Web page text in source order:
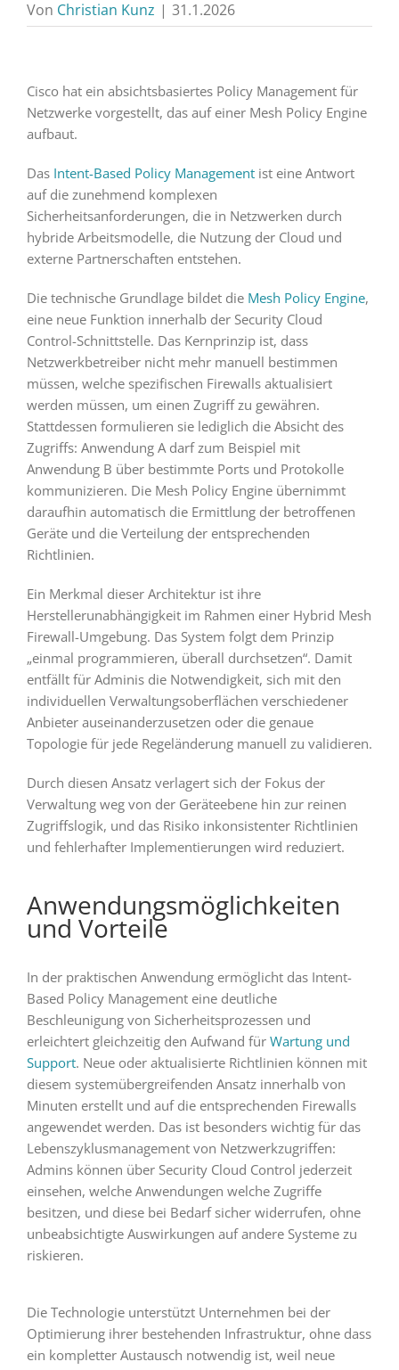
Von Christian Kunz | 31.1.2026
Cisco hat ein absichtsbasiertes Policy Management für
Netzwerke vorgestellt, das auf einer Mesh Policy Engine
aufbaut.
Das Intent-Based Policy Managementist eine Antwort
auf die zunehmend komplexen
Sicherheitsanforderungen, die in Netzwerken durch
hybride Arbeitsmodelle, die Nutzung der Cloud und
externe Partnerschaften entstehen.
Die technische Grundlage bildet die Mesh Policy Engine,
eine neue Funktion innerhalb der Security Cloud
Control-Schnittstelle. Das Kernprinzip ist, dass
Netzwerkbetreiber nicht mehr manuell bestimmen
müssen, welche spezifischen Firewalls aktualisiert
werden müssen, um einen Zugriff zu gewähren.
Stattdessen formulieren sie lediglich die Absicht des
Zugriffs: Anwendung A darf zum Beispiel mit
Anwendung B über bestimmte Ports und Protokolle
kommunizieren. Die Mesh Policy Engine übernimmt
daraufhin automatisch die Ermittlung der betroffenen
Geräte und die Verteilung der entsprechenden
Richtlinien.
Ein Merkmal dieser Architektur ist ihre
Herstellerunabhängigkeit im Rahmen einer Hybrid Mesh
Firewall-Umgebung. Das System folgt dem Prinzip
„einmal programmieren, überall durchsetzen“. Damit
entfällt für Adminis die Notwendigkeit, sich mit den
individuellen Verwaltungsoberflächen verschiedener
Anbieter auseinanderzusetzen oder die genaue
Topologie für jede Regeländerung manuell zu validieren.
Durch diesen Ansatz verlagert sich der Fokus der
Verwaltung weg von der Geräteebene hin zur reinen
Zugriffslogik, und das Risiko inkonsistenter Richtlinien
und fehlerhafter Implementierungen wird reduziert.
Anwendungsmöglichkeiten
und Vorteile
In der praktischen Anwendung ermöglicht das Intent-
Based Policy Management eine deutliche
Beschleunigung von Sicherheitsprozessen und
erleichtert gleichzeitig den Aufwand für Wartung und
Support. Neue oder aktualisierte Richtlinien können mit
diesem systemübergreifenden Ansatz innerhalb von
Minuten erstellt und auf die entsprechenden Firewalls
angewendet werden. Das ist besonders wichtig für das
Lebenszyklusmanagement von Netzwerkzugriffen:
Admins können über Security Cloud Control jederzeit
einsehen, welche Anwendungen welche Zugriffe
besitzen, und diese bei Bedarf sicher widerrufen, ohne
unbeabsichtigte Auswirkungen auf andere Systeme zu
riskieren.
Die Technologie unterstützt Unternehmen bei der
Optimierung ihrer bestehenden Infrastruktur, ohne dass
ein kompletter Austausch notwendig ist, weil neue